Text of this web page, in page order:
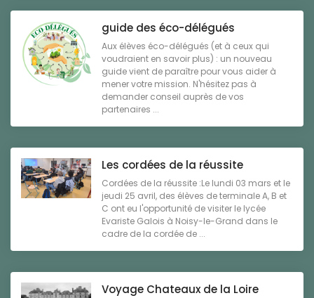
guide des éco-délégués
Aux élèves éco-délégués (et à ceux qui
voudraient en savoir plus) : un nouveau
guide vient de paraître pour vous aider à
mener votre mission. N'hésitez pas à
demander conseil auprès de vos
partenaires ...
Les cordées de la réussite
Cordées de la réussite :Le lundi 03 mars et le
jeudi 25 avril, des élèves de terminale A, B et
C ont eu l'opportunité de visiter le lycée
Evariste Galois à Noisy-le-Grand dans le
cadre de la cordée de ...
Voyage Chateaux de la Loire